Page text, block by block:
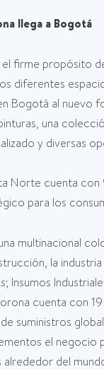
llega a Bogotá
firme propósito
diferentes
Bogotá al
una
y diversas
Norte cuenta con
para los
multinacional
la
Insumos
cuenta con
suministros
el negocio
del